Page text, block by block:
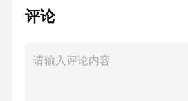
3.**分镜头脚本**：指根据剧
评论